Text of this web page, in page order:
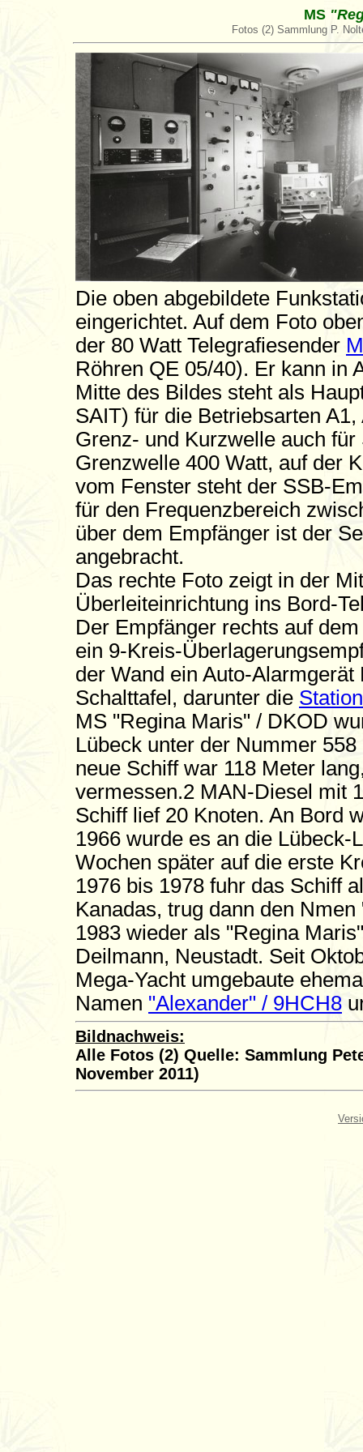
MS
Fotos (2) Sammlung P.
Die oben abgebildete
eingerichtet. Auf dem Foto
der 80 Watt Telegrafiesender
Röhren QE 05/40). Er kann in
Mitte des Bildes steht als
SAIT) für die Betriebsarten
Grenz- und Kurzwelle auch
Grenzwelle 400 Watt, auf der
vom Fenster steht der SSB-
für den Frequenzbereich
über dem Empfänger ist der
angebracht.
Das rechte Foto zeigt in der
Überleiteinrichtung ins Bord-
Der Empfänger rechts auf
ein 9-Kreis-
der Wand ein Auto-
Schalttafel, darunter die
MS "Regina Maris" / DKOD
Lübeck unter der Nummer
neue Schiff war 118 Meter
vermessen.2 MAN-Diesel mit
Schiff lief 20 Knoten. An Bord
1966 wurde es an die Lübeck-
Wochen später auf die erste
1976 bis 1978 fuhr das Schiff
Kanadas, trug dann den
1983 wieder als "Regina
Deilmann, Neustadt. Seit
Mega-Yacht umgebaute
Namen "Alexander" / 9HCH8
Bildnachweis:
Alle Fotos (2) Quelle: Sammlung
November 2011)